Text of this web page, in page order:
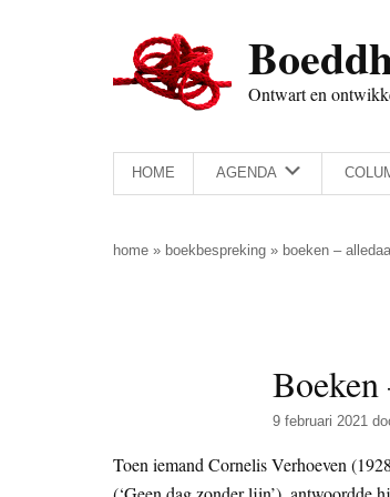
Ontwart en
HOME AGENDA
home » boekbespreking » boeken –
9 februari 2021
Toen iemand Cornelis Verhoeven